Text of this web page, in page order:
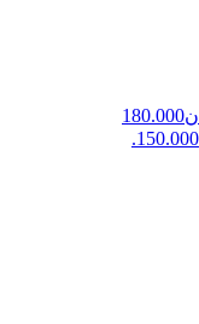
قیمت اصلی: تومان180.000